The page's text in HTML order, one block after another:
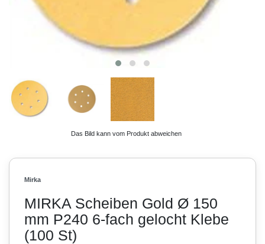
Das Bild kann vom Produkt abweichen
Mirka
MIRKA Scheiben Gold Ø 150
mm P240 6-fach gelocht Klebe
(100 St)